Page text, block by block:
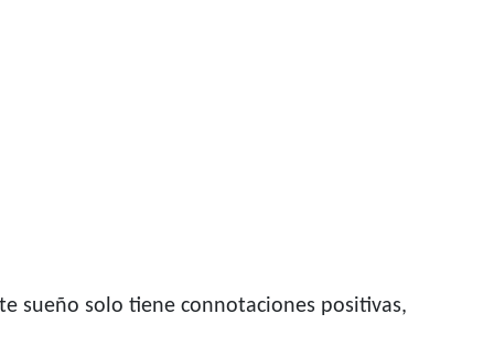
sueño solo tiene connotaciones positivas,